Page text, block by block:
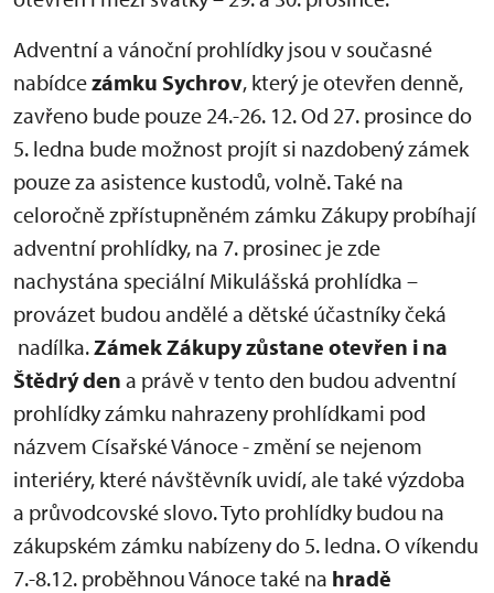
Adventní a vánoční prohlídky jsou v současné
nabídcezámku Sychrov, který je otevřen denně,
zavřeno bude pouze 24.-26. 12. Od 27. prosince do
5. ledna bude možnost projít si nazdobený zámek
pouze za asistence kustodů, volně. Také na
celoročně zpřístupněném zámku Zákupy probíhají
adventní prohlídky, na 7. prosinec je zde
nachystána speciální Mikulášská prohlídka –
provázet budou andělé a dětské účastníky čeká
nadílka.Zámek Zákupy zůstane otevřen i na
Štědrý den a právě v tento den budou adventní
prohlídky zámku nahrazeny prohlídkami pod
názvem Císařské Vánoce - změní se nejenom
interiéry, které návštěvník uvidí, ale také výzdoba
a průvodcovské slovo. Tyto prohlídky budou na
zákupském zámku nabízeny do 5. ledna. O víkendu
7.-8.12. proběhnou Vánoce také na hradě